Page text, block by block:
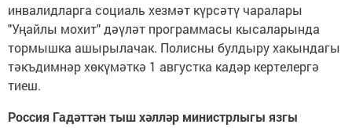
инвалидларга социаль хезмәт күрсәтү чаралары
"Уңайлы мохит" дәүләт программасы кысаларында
тормышка ашырылачак. Полисны булдыру хакындагы
тәкъдимнәр хөкүмәткә 1 ав­густка кадәр кертелергә
тиеш.
Россия Гадәттән тыш хәлләр министрлыгы язгы